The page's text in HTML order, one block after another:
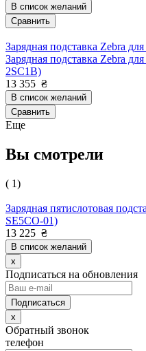
В список желаний
Сравнить
Зарядная подставка Zebra
Зарядная подставка Zebra
2SC1B)
13 355 ₴
В список желаний
Сравнить
Еще
Вы смотрели
( 1)
Зарядная пятислотовая
SE5CO-01)
13 225 ₴
В список желаний
x
Подписаться на обновления
x
Обратный звонок
телефон